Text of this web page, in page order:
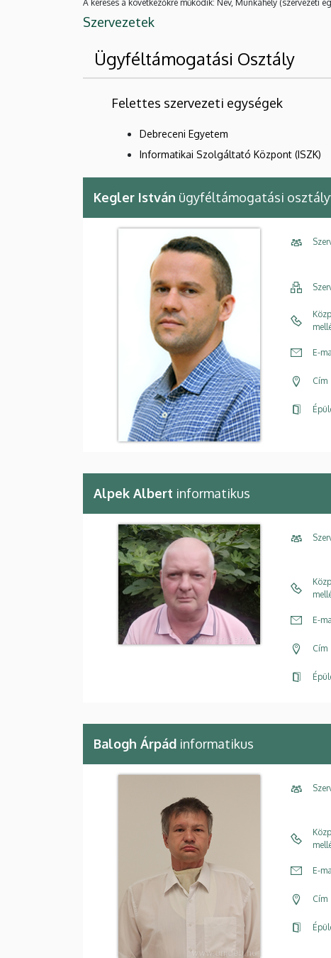
A keresés a következőkre működik: Név, Munkahely (szervezeti
Szervezetek
Ügyféltámogatási Osztály
Felettes szervezeti egységek
Debreceni Egyetem
Informatikai Szolgáltató Központ (ISZK)
Kegler István ügyféltámogatási
E-
Cím
Alpek Albert informatikus
E-
Cím
Balogh Árpád informatikus
E-
Cím